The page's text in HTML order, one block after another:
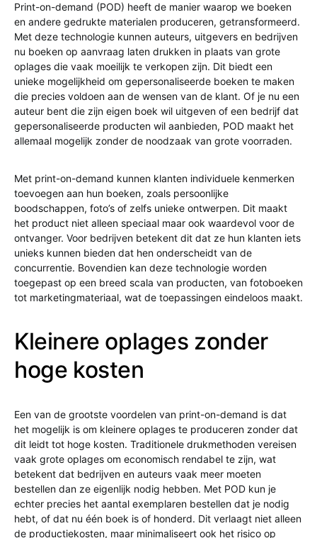
Print-on-demand (POD) heeft de manier waarop we boeken
en andere gedrukte materialen produceren, getransformeerd.
Met deze technologie kunnen auteurs, uitgevers en bedrijven
nu boeken op aanvraag laten drukken in plaats van grote
oplages die vaak moeilijk te verkopen zijn. Dit biedt een
unieke mogelijkheid om gepersonaliseerde boeken te maken
die precies voldoen aan de wensen van de klant. Of je nu een
auteur bent die zijn eigen boek wil uitgeven of een bedrijf dat
gepersonaliseerde producten wil aanbieden, POD maakt het
allemaal mogelijk zonder de noodzaak van grote voorraden.
Met print-on-demand kunnen klanten individuele kenmerken
toevoegen aan hun boeken, zoals persoonlijke
boodschappen, foto’s of zelfs unieke ontwerpen. Dit maakt
het product niet alleen speciaal maar ook waardevol voor de
ontvanger. Voor bedrijven betekent dit dat ze hun klanten iets
unieks kunnen bieden dat hen onderscheidt van de
concurrentie. Bovendien kan deze technologie worden
toegepast op een breed scala van producten, van fotoboeken
tot marketingmateriaal, wat de toepassingen eindeloos maakt.
Kleinere oplages zonder
hoge kosten
Een van de grootste voordelen van print-on-demand is dat
het mogelijk is om kleinere oplages te produceren zonder dat
dit leidt tot hoge kosten. Traditionele drukmethoden vereisen
vaak grote oplages om economisch rendabel te zijn, wat
betekent dat bedrijven en auteurs vaak meer moeten
bestellen dan ze eigenlijk nodig hebben. Met POD kun je
echter precies het aantal exemplaren bestellen dat je nodig
hebt, of dat nu één boek is of honderd. Dit verlaagt niet alleen
de productiekosten, maar minimaliseert ook het risico op